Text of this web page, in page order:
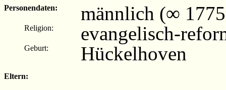
Personendaten: männlich (∞
Religion: evangelisch-
Geburt: Hückelhoven
Eltern: